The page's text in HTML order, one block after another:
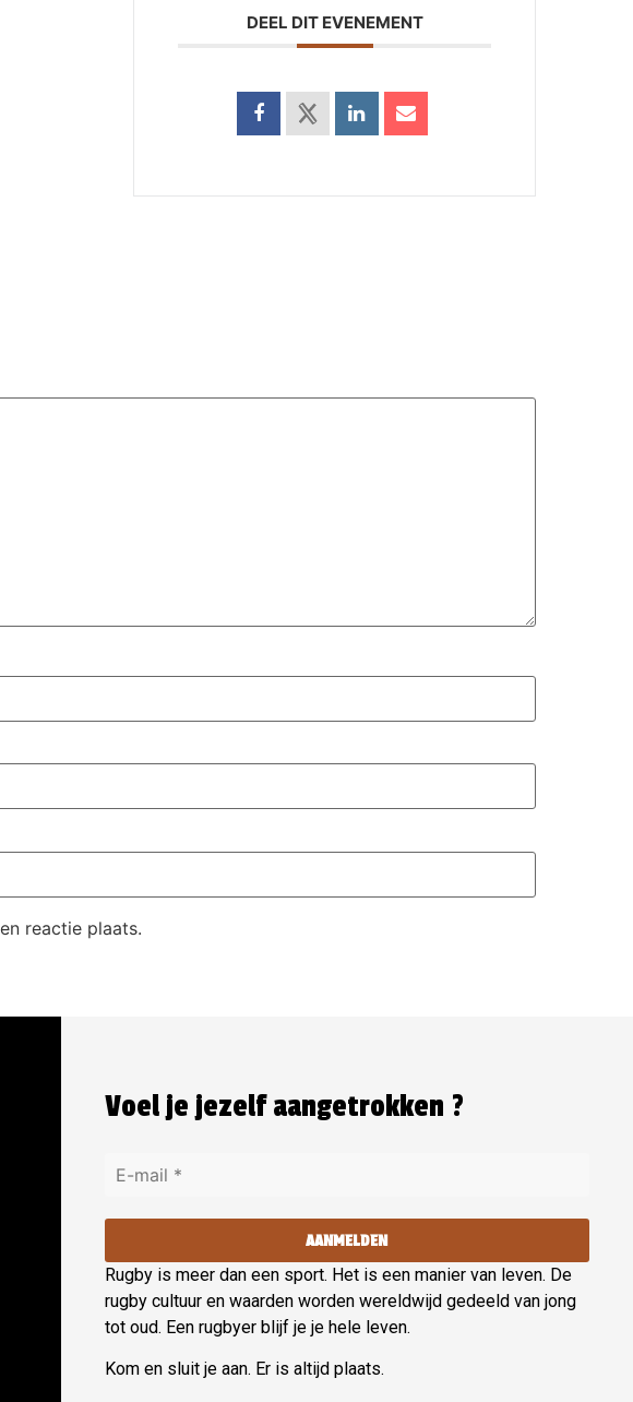
DEEL DIT EVENEMENT
reactie plaats.
Voel je jezelf aangetrokken ?
AANMELDEN
Rugby is meer dan een sport. Het is een manier van leven. De
rugby cultuur en waarden worden wereldwijd gedeeld van jong
tot oud. Een rugbyer blijf je je hele leven.
Kom en sluit je aan. Er is altijd plaats.